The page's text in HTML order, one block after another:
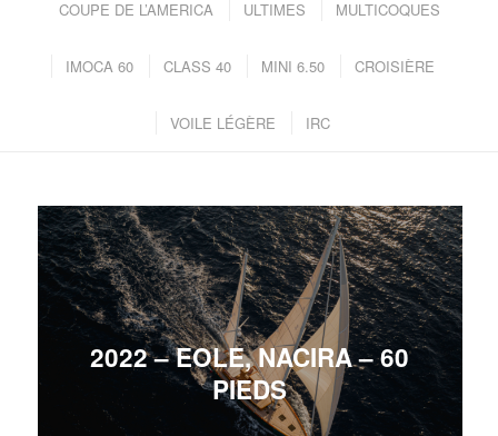
COUPE DE L’AMERICA ULTIMES MULTICOQUES
IMOCA 60 CLASS 40 MINI 6.50 CROISIÈRE
VOILE LÉGÈRE IRC
2022 – EOLE, NACIRA – 60
PIEDS